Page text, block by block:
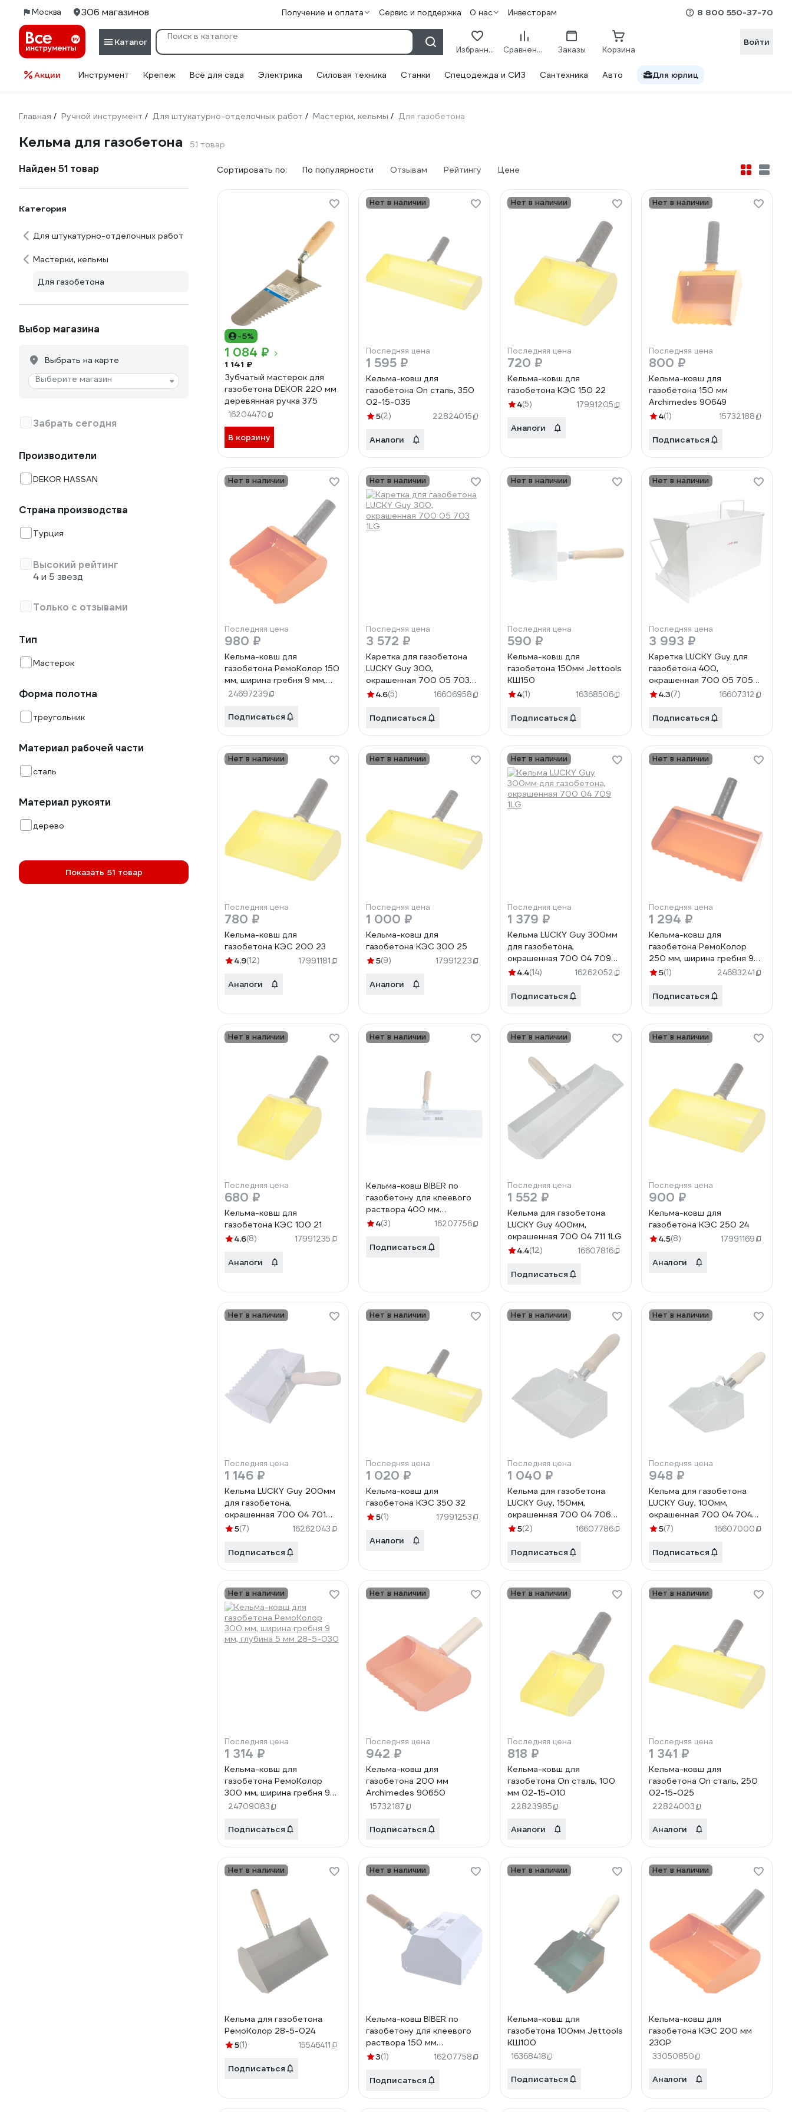
Москва 306 магазинов Получение и оплата Сервис и поддержка О нас Инвесторам 8 800 550-37-70
Каталог
Избранное Сравнение Заказы Корзина
Войти
Акции Инструмент Крепеж Всё для сада Электрика Силовая техника Станки Спецодежда и СИЗ Сантехника Авто Для юрлиц
Главная / Ручной инструмент / Для штукатурно-отделочных работ / Мастерки, кельмы / Для газобетона
Кельма для газобетона 51 товар
Найден 51 товар
Категория
Для штукатурно-отделочных работ
Мастерки, кельмы
Для газобетона
Выбор магазина
Выбрать на карте
Выберите магазин
Забрать сегодня
Производители
DEKOR HASSAN
Страна производства
Турция
Высокий рейтинг
4 и 5 звезд
Только с отзывами
Тип
Мастерок
Форма полотна
треугольник
Материал рабочей части
сталь
Материал рукояти
дерево
Показать 51 товар
Сортировать по: По популярности Отзывам Рейтингу Цене
-5%
1 084 ₽
1 141 ₽
Зубчатый мастерок для
газобетона DEKOR 220 мм
деревянная ручка 375
16204470
В корзину
Нет в наличии
Последняя цена
1 595 ₽
Кельма-ковш для
газобетона On сталь, 350
02-15-035
5(2) 22824015
Аналоги
Нет в наличии
Последняя цена
720 ₽
Кельма-ковш для
газобетона КЭС 150 22
4(5) 17991205
Аналоги
Нет в наличии
Последняя цена
800 ₽
Кельма-ковш для
газобетона 150 мм
Archimedes 90649
4(1) 15732188
Подписаться
Нет в наличии
Последняя цена
980 ₽
Кельма-ковш для
газобетона РемоКолор 150
мм, ширина гребня 9 мм,
глубина 5 мм 28-5-015
24697239
Подписаться
Нет в наличии
Последняя цена
3 572 ₽
Каретка для газобетона
LUCKY Guy 300,
окрашенная 700 05 703
1LG4.6(5) 16606958
Подписаться
Нет в наличии
Последняя цена
590 ₽
Кельма-ковш для
газобетона 150мм Jettools
КШ150
4(1) 16368506
Подписаться
Нет в наличии
Последняя цена
3 993 ₽
Каретка LUCKY Guy для
газобетона 400,
окрашенная 700 05 705
1LG4.3(7) 16607312
Подписаться
Нет в наличии
Последняя цена
780 ₽
Кельма-ковш для
газобетона КЭС 200 23
4.9(12) 17991181
Аналоги
Нет в наличии
Последняя цена
1 000 ₽
Кельма-ковш для
газобетона КЭС 300 25
5(9) 17991223
Аналоги
Нет в наличии
Последняя цена
1 379 ₽
Кельма LUCKY Guy 300мм
для газобетона,
окрашенная 700 04 709
1LG4.4(14) 16262052
Подписаться
Нет в наличии
Последняя цена
1 294 ₽
Кельма-ковш для
газобетона РемоКолор
250 мм, ширина гребня 9
мм, глубина 5 мм 28-5-025
5(1) 24683241
Подписаться
Нет в наличии
Последняя цена
680 ₽
Кельма-ковш для
газобетона КЭС 100 21
4.6(8) 17991235
Аналоги
Нет в наличии
Кельма-ковш BIBER по
газобетону для клеевого
раствора 400 мм
тов-191941
4(3) 16207756
Подписаться
Нет в наличии
Последняя цена
1 552 ₽
Кельма для газобетона
LUCKY Guy 400мм,
окрашенная 700 04 711 1LG
4.4(12) 16607816
Подписаться
Нет в наличии
Последняя цена
900 ₽
Кельма-ковш для
газобетона КЭС 250 24
4.5(8) 17991169
Аналоги
Нет в наличии
Последняя цена
1 146 ₽
Кельма LUCKY Guy 200мм
для газобетона,
окрашенная 700 04 701
1LG
5(7) 16262043
Подписаться
Нет в наличии
Последняя цена
1 020 ₽
Кельма-ковш для
газобетона КЭС 350 32
5(1) 17991253
Аналоги
Нет в наличии
Последняя цена
1 040 ₽
Кельма для газобетона
LUCKY Guy, 150мм,
окрашенная 700 04 706
1LG
5(2) 16607786
Подписаться
Нет в наличии
Последняя цена
948 ₽
Кельма для газобетона
LUCKY Guy, 100мм,
окрашенная 700 04 704
1LG
5(7) 16607000
Подписаться
Нет в наличии
Последняя цена
1 314 ₽
Кельма-ковш для
газобетона РемоКолор
300 мм, ширина гребня 9
мм, глубина 5 мм 28-5-030
24709083
Подписаться
Нет в наличии
Последняя цена
942 ₽
Кельма-ковш для
газобетона 200 мм
Archimedes 90650
15732187
Подписаться
Нет в наличии
Последняя цена
818 ₽
Кельма-ковш для
газобетона On сталь, 100
мм 02-15-010
22823985
Аналоги
Нет в наличии
Последняя цена
1 341 ₽
Кельма-ковш для
газобетона On сталь, 250
02-15-025
22824003
Аналоги
Нет в наличии
Кельма для газобетона
РемоКолор 28-5-024
5(1) 15546411
Подписаться
Нет в наличии
Кельма-ковш BIBER по
газобетону для клеевого
раствора 150 мм
тов-191938
3(1) 16207758
Подписаться
Нет в наличии
Кельма-ковш для
газобетона 100мм Jettools
КШ100
16368418
Подписаться
Нет в наличии
Кельма-ковш для
газобетона КЭС 200 мм
23ОР
33050850
Аналоги